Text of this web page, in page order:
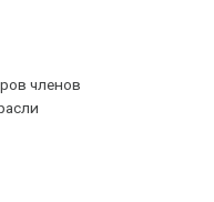
членов